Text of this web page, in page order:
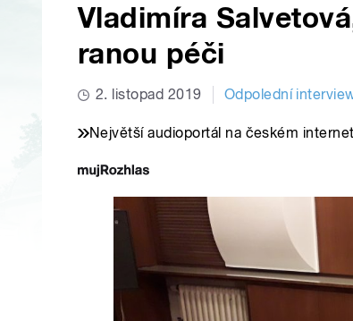
Vladimíra
ranou péči
2. listopad 2019 Odpolední
Největší audioportál na českém